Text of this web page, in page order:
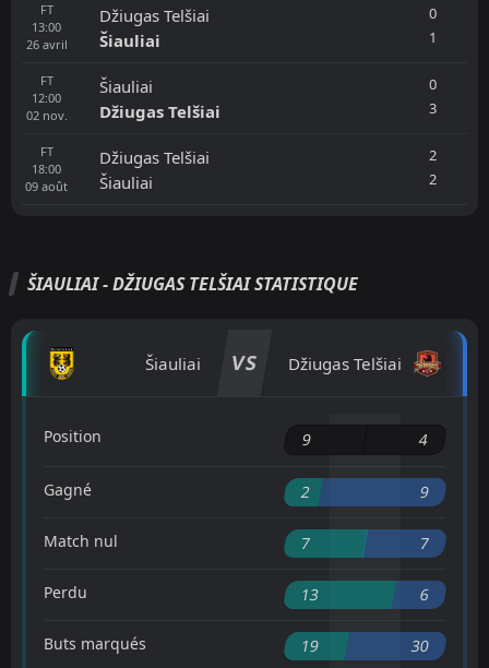
FT
13:00
26 avril
Džiugas Telšiai
Šiauliai
0
1
FT
12:00
02 nov.
Šiauliai
Džiugas Telšiai
0
3
FT
18:00
09 août
Džiugas Telšiai
Šiauliai
2
2
ŠIAULIAI - DŽIUGAS TELŠIAI STATISTIQUE
Šiauliai VS Džiugas Telšiai
Position 9 4
Gagné 2 9
Match nul 7 7
Perdu 13 6
Buts marqués 19 30